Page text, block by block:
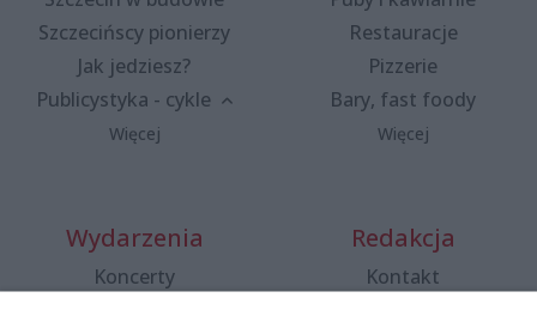
Szczecińscy pionierzy
Jak jedziesz?
Publicystyka - cykle
Więcej
Restauracje
Pizzerie
Bary, fast foody
Więcej
Wydarzenia
Koncerty
Redakcja
Kontakt